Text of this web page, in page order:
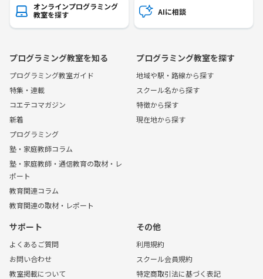
オンラインプログラミング
教室を探す
AIに相談
プログラミング教室を知る
プログラミング教室ガイド
特集・連載
コエテコマガジン
新着
プログラミング
塾・家庭教師コラム
塾・家庭教師・通信教育の取材・レ
ポート
教育関連コラム
教育関連の取材・レポート
プログラミング教室を探す
地域や駅・路線から探す
スクール名から探す
特徴から探す
現在地から探す
サポート
よくあるご質問
お問い合わせ
教室掲載について
その他
利用規約
スクール会員規約
特定商取引法に基づく表記